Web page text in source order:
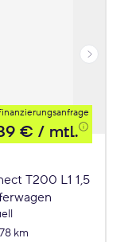
€ / mtl.
T200 L1 1,5
km